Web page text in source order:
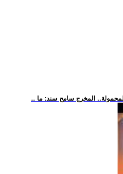
المخرج سامح سند: ما